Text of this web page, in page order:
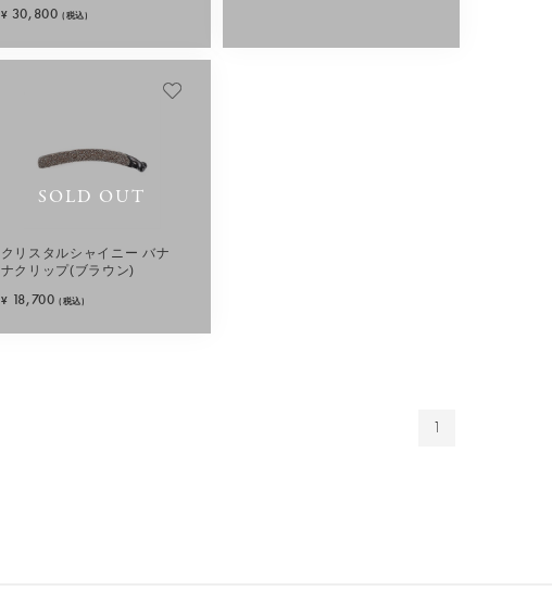
¥ 30,800 (税込)
SOLD OUT
クリスタルシャイニー バナ
ナクリップ(ブラウン)
¥ 18,700 (税込)
1